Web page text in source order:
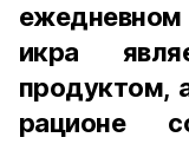
икра
продуктом,
рационе